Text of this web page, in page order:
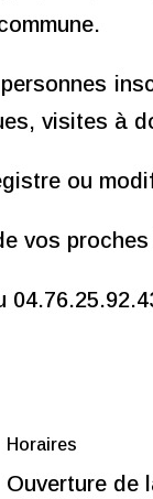
visites à
ou
vos
Horaires
Ouverture de